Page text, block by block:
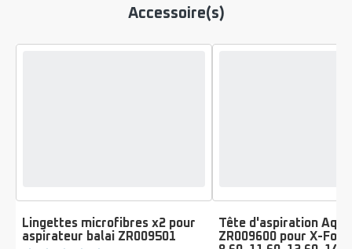
Accessoire(s)
Lingettes microfibres x2 pour
aspirateur balai ZR009501
Note
Tête d'aspiration Aqua
ZR009600 pour X-